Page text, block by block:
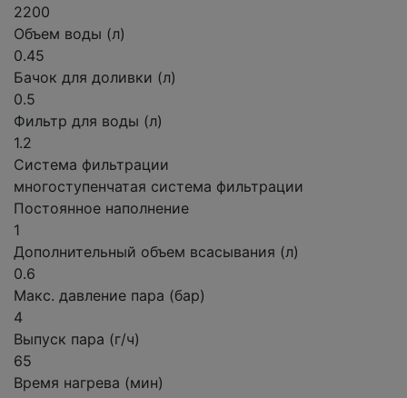
2200
Объем воды (л)
0.45
Бачок для доливки (л)
0.5
Фильтр для воды (л)
1.2
Система фильтрации
многоступенчатая система фильтрации
Постоянное наполнение
1
Дополнительный объем всасывания (л)
0.6
Макс. давление пара (бар)
4
Выпуск пара (г/ч)
65
Время нагрева (мин)